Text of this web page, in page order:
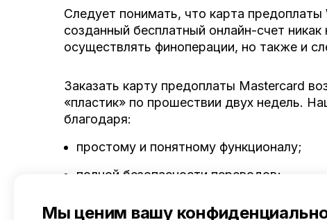
Следует понимать, что карта предоплаты
созданный бесплатный онлайн-счет
осуществлять финоперации, но также и
Заказать карту предоплаты Mastercard
«пластик» по прошествии двух недель.
благодаря:
простому и понятному функционалу;
полной безопасности переводов;
возможности осуществлять
Мы ценим вашу